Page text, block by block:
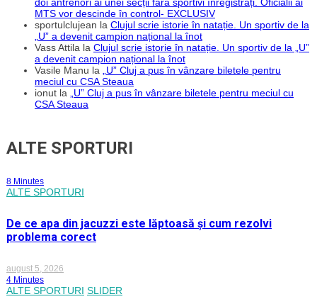
MTS vor descinde în control- EXCLUSIV
sportulclujean la Clujul scrie istorie în natație. Un sportiv de la
„U” a devenit campion național la înot
Vass Attila la Clujul scrie istorie în natație. Un sportiv de la „U”
a devenit campion național la înot
Vasile Manu la
„U” Cluj a pus în vânzare biletele pentru
meciul cu CSA Steaua
ionut la
„U” Cluj a pus în vânzare biletele pentru meciul cu
CSA Steaua
ALTE SPORTURI
8 Minutes
ALTE SPORTURI
De ce apa din jacuzzi este lăptoasă și cum rezolvi
problema corect
august 5, 2026
4 Minutes
ALTE SPORTURI SLIDER